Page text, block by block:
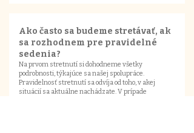
Ako často sa budeme stretávať, ak
sa rozhodnem pre pravidelné
sedenia?
Na prvom stretnutí si dohodneme všetky
podrobnosti, týkajúce sa našej spolupráce.
Pravidelnosť stretnutí sa odvíja od toho, v akej
situácií sa aktuálne nachádzate. V prípade